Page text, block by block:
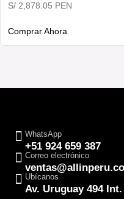
S/ 2,878.05 PEN
Comprar Ahora
WhatsApp
+51 924 659 387
Correo electrónico
Ubícanos
Av. Uruguay 494